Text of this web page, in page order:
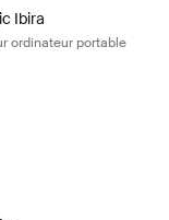
Ibira
ordinateur portable